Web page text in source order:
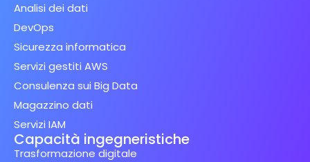
Analisi dei dati
DevOps
Sicurezza informatica
Servizi gestiti AWS
Consulenza sui Big Data
Magazzino dati
Servizi IAM
Capacità ingegneristiche
Trasformazione digitale